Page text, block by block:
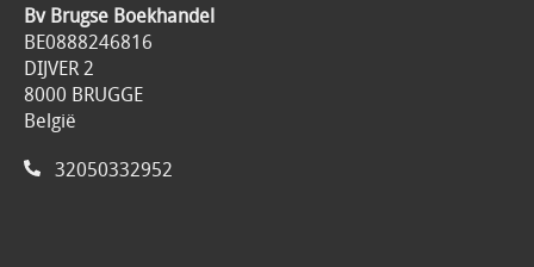
Bv Brugse Boekhandel
BE0888246816
DIJVER 2
8000 BRUGGE
België
32050332952